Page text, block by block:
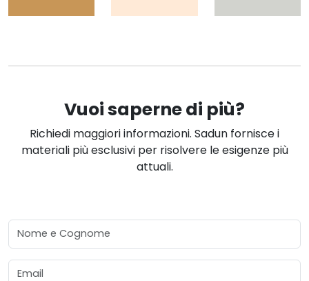
Vuoi saperne di più?
Richiedi maggiori informazioni. Sadun fornisce i
materiali più esclusivi per risolvere le esigenze più
attuali.
Nome e Cognome
Email